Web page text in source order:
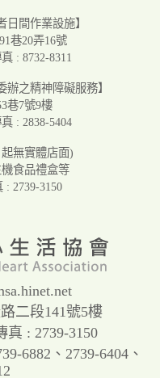
日間作業設施】
巷20弄16號
: 8732-8311
辦之精神障礙服務】
巷7號9樓
: 2838-5404
無實體店面)
食品禮盒等
: 2739-3150
二段141號5樓
真 : 2739-3150
6882 、 2739-6404、